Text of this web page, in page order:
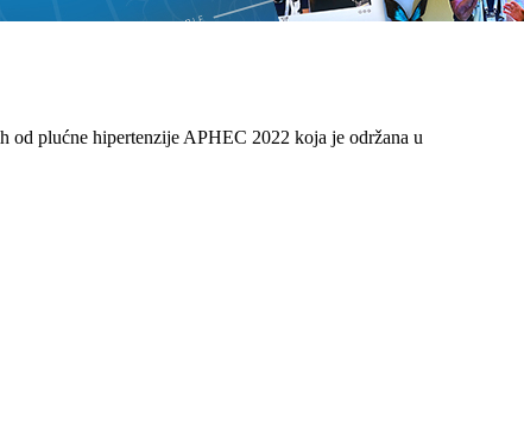
od plućne hipertenzije APHEC 2022 koja je održana u